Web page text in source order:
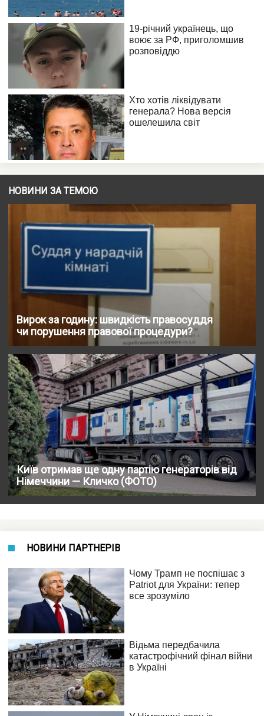
НОВИНИ ЗА ТЕМОЮ
Вирок за годину: швидкість правосуддя
чи порушення правової процедури?
Київ отримав ще одну партію генераторів від
Німеччини — Кличко (ФОТО)
НОВИНИ ПАРТНЕРІВ